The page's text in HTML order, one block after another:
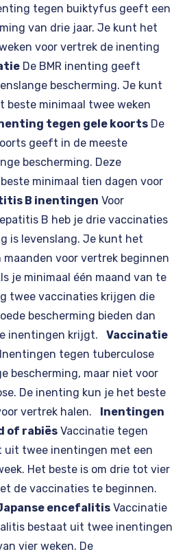
tegen buiktyfus geeft een
van drie jaar. Je kunt het
voor vertrek de inenting
De BMR inenting geeft
bescherming. Je kunt
beste minimaal twee weken
tegen gele koorts De
geeft in de meeste
bescherming. Deze
minimaal tien dagen voor
B inentingen Voor
B heb je drie vaccinaties
is levenslang. Je kunt het
maanden voor vertrek beginnen
je minimaal één maand van te
twee vaccinaties krijgen die
bescherming bieden dan
inentingen krijgt. Vaccinatie
Inentingen tegen tuberculose
bescherming, maar niet voor
De inenting kun je het beste
vertrek halen.
Inentingen
of rabiës Vaccinatie tegen
uit twee inentingen met een
Het beste is om drie tot vier
de vaccinaties te beginnen.
encefalitis Vaccinatie
bestaat uit twee inentingen
vier weken. De